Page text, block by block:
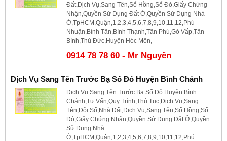
Đất,Dịch Vụ,Sang Tên,Sổ Hồng,Sổ Đỏ,Giấy Chứng
Nhận,Quyền Sử Dụng Đất Ở,Quyền Sử Dụng Nhà
Ở,TpHCM,Quận,1,2,3,4,5,6,7,8,9,10,11,12,Phú
Nhuận,Bình Tân,Bình Thạnh,Tân Phú,Gò Vấp,Tân
Bình,Thủ Đức,Huyện Hóc Môn,
0914 78 78 60 - Mr Nguyên
Dịch Vụ Sang Tên Trước Bạ Sổ Đỏ Huyện Bình Chánh
Dịch Vụ Sang Tên Trước Bạ Sổ Đỏ Huyện Bình
Chánh,Tư Vấn,Quy Trình,Thủ Tục,Dịch Vụ,Sang
Tên,Đổi Sổ,Nhà Đất,Dịch Vụ,Sang Tên,Sổ Hồng,Sổ
Đỏ,Giấy Chứng Nhận,Quyền Sử Dụng Đất Ở,Quyền
Sử Dụng Nhà
Ở,TpHCM,Quận,1,2,3,4,5,6,7,8,9,10,11,12,Phú